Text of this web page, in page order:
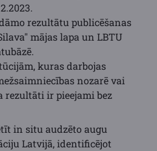
rezultātu publicēšanas
mājas lapa un LBTU
kuras darbojas
nozarē vai
rezultāti ir pieejami bez
in situ audzēto augu
Latvijā, identificējot